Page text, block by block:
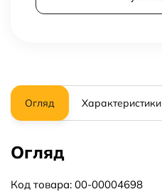
Огляд Характеристики
Огляд
Код товара: 00-00004698